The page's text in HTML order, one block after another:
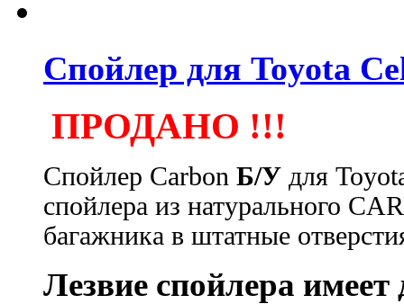
Спойлер для Toyota
ПРОДАНО !!!
Спойлер Carbon Б/У для
спойлера из натурального
багажника в штатные
Лезвие спойлера